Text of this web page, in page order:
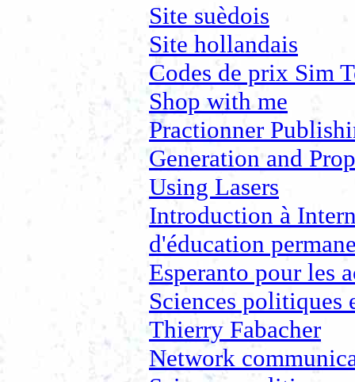
Site suèdois
Site hollandais
Codes de prix Sim
Shop with me
Practionner
Generation and
Using Lasers
Introduction à
d'éducation
Esperanto pour les
Sciences politiques
Thierry Fabacher
Network